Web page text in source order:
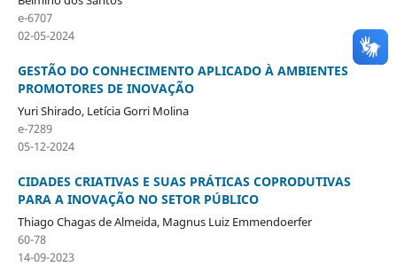
e-6707
02-05-2024
GESTÃO DO CONHECIMENTO APLICADO À AMBIENTES
PROMOTORES DE INOVAÇÃO
Yuri Shirado, Letícia Gorri Molina
e-7289
05-12-2024
CIDADES CRIATIVAS E SUAS PRÁTICAS COPRODUTIVAS
PARA A INOVAÇÃO NO SETOR PÚBLICO
Thiago Chagas de Almeida, Magnus Luiz Emmendoerfer
60-78
14-09-2023